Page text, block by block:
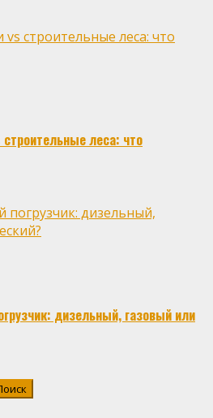
строительные леса: что
леса: что
дизельный,
дизельный, газовый или